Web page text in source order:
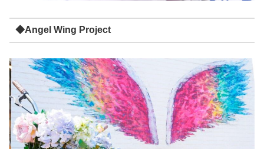
◆Angel Wing Project